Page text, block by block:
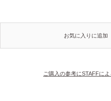
お気に入りに追加
ご購入の参考にSTAFFに